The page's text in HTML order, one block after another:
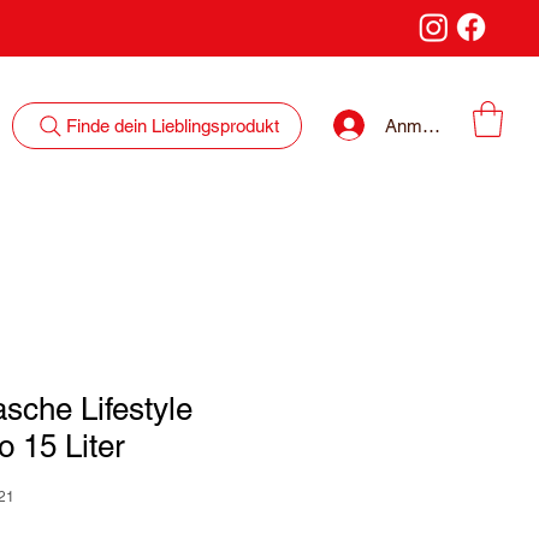
Finde dein Lieblingsprodukt Anmelden
Lifestyle
15 Liter